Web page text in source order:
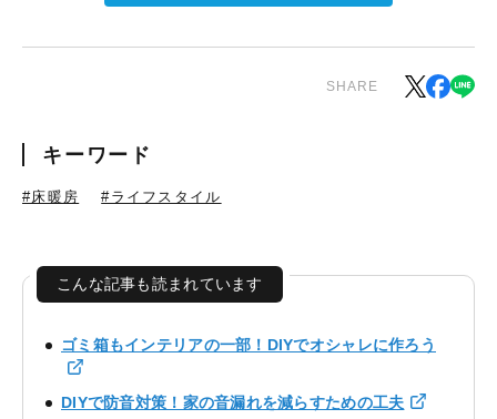
SHARE
キーワード
#床暖房 #ライフスタイル
こんな記事も読まれています
ゴミ箱もインテリアの一部！DIYでオシャレに作ろう
DIYで防音対策！家の音漏れを減らすための工夫